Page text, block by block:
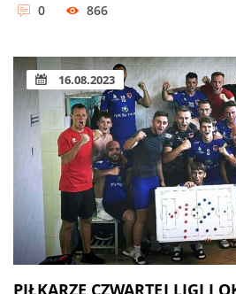
0 866
16.08.2023
PIŁKARZE CZWARTEJ LIGI I